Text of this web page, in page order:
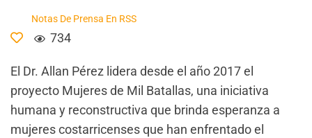
Notas De Prensa En RSS
734
El Dr. Allan Pérez lidera desde el año 2017 el
proyecto Mujeres de Mil Batallas, una iniciativa
humana y reconstructiva que brinda esperanza a
mujeres costarricenses que han enfrentado el